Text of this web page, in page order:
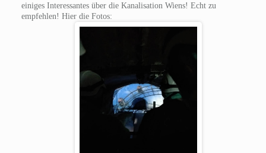
einiges Interessantes über die Kanalisation Wiens! Echt zu
empfehlen! Hier die Fotos: